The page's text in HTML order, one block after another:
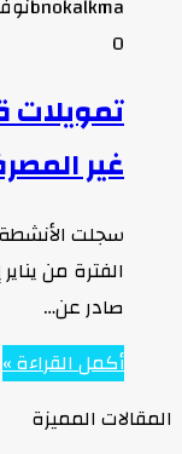
0
تمويلات
غير
سجلت الأنشطة
صادر عن…
أكمل القراءة »
المقالات المميزة